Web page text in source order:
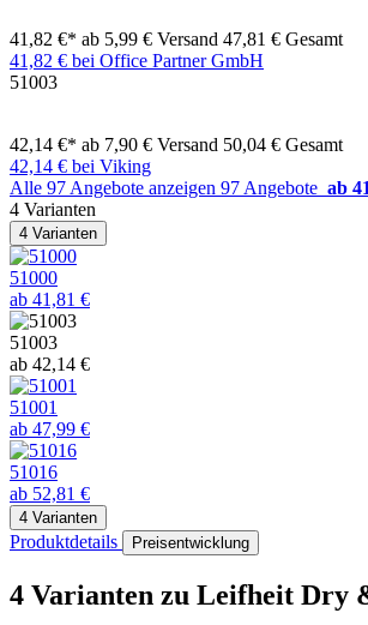
41,82 €* ab 5,99 € Versand 47,81 € Gesamt
41,82 € bei Office Partner GmbH
51003
42,14 €* ab 7,90 € Versand 50,04 € Gesamt
42,14 € bei Viking
Alle 97 Angebote anzeigen 97 Angebote ab
4 Varianten
4 Varianten
51000
ab 41,81 €
51003
ab 42,14 €
51001
ab 47,99 €
51016
ab 52,81 €
4 Varianten
Produktdetails Preisentwicklung
4 Varianten zu Leifheit Dry